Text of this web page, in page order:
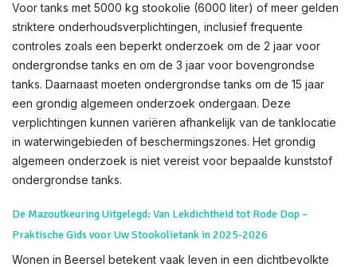
Voor tanks met 5000 kg stookolie (6000 liter) of meer gelden
striktere onderhoudsverplichtingen, inclusief frequente
controles zoals een beperkt onderzoek om de 2 jaar voor
ondergrondse tanks en om de 3 jaar voor bovengrondse
tanks. Daarnaast moeten ondergrondse tanks om de 15 jaar
een grondig algemeen onderzoek ondergaan. Deze
verplichtingen kunnen variëren afhankelijk van de tanklocatie
in waterwingebieden of beschermingszones. Het grondig
algemeen onderzoek is niet vereist voor bepaalde kunststof
ondergrondse tanks.
De Mazoutkeuring Uitgelegd: Van Lekdichtheid tot Rode Dop –
Praktische Gids voor Uw Stookolietank in 2025-2026
Wonen in Beersel betekent vaak leven in een dichtbevolkte